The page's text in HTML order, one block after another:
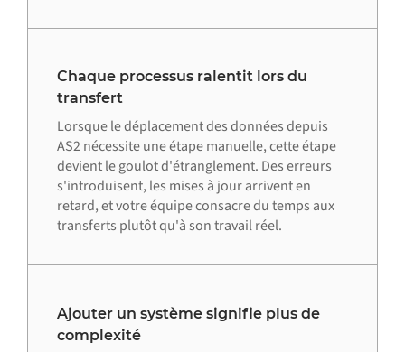
Chaque processus ralentit lors du
transfert
Lorsque le déplacement des données depuis
AS2 nécessite une étape manuelle, cette étape
devient le goulot d'étranglement. Des erreurs
s'introduisent, les mises à jour arrivent en
retard, et votre équipe consacre du temps aux
transferts plutôt qu'à son travail réel.
Ajouter un système signifie plus de
complexité